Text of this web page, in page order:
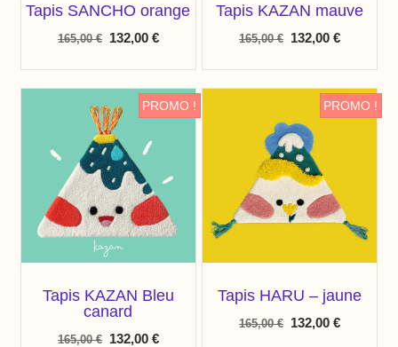
Tapis SANCHO orange
165,00€ 132,00 €
Tapis KAZAN mauve
165,00€ 132,00 €
PROMO !
Tapis KAZAN Bleu
canard
165,00€ 132,00 €
PROMO !
Tapis HARU – jaune
165,00€ 132,00 €